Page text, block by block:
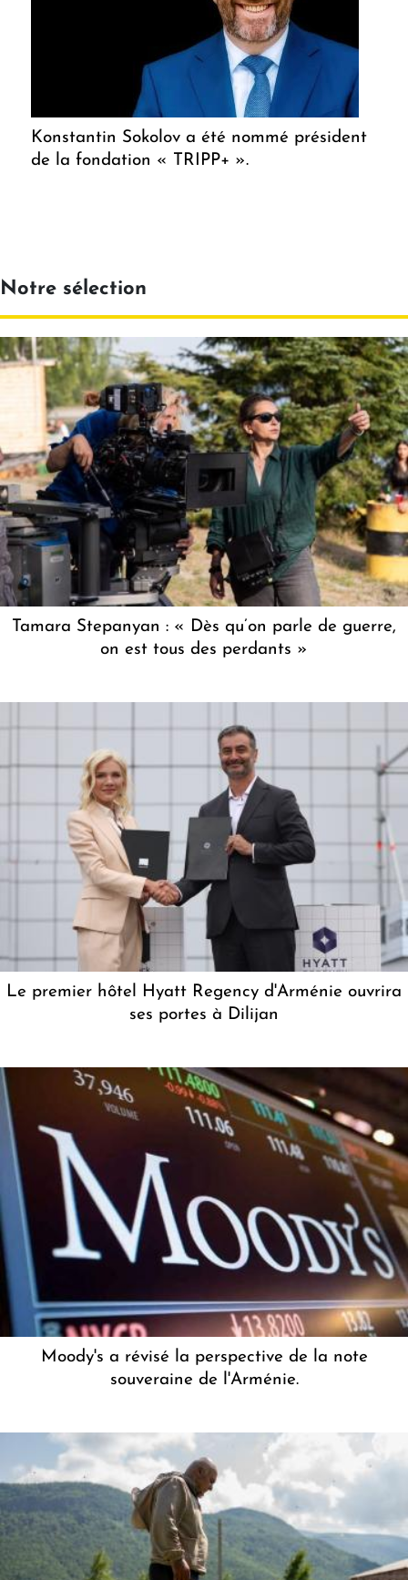
Konstantin Sokolov a été nommé président
de la fondation « TRIPP+ ».
Notre sélection
Tamara Stepanyan : « Dès qu’on parle de guerre,
on est tous des perdants »
Le premier hôtel Hyatt Regency d'Arménie ouvrira
ses portes à Dilijan
Moody's a révisé la perspective de la note
souveraine de l'Arménie.